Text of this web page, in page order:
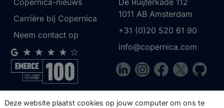
Carrière bij Copernica
Neem contact op
1011 AB Amsterdam
+31 (0)20 520 61 90
info@copernica.com
Via onze nieuwsbrief blijf je op de
Deze website plaatst cookies op jouw computer om ons te